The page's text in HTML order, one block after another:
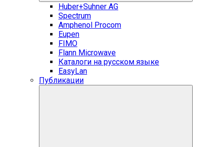
Huber+Suhner AG
Spectrum
Amphenol Procom
Eupen
FIMO
Flann Microwave
Каталоги на русском языке
EasyLan
Публикации